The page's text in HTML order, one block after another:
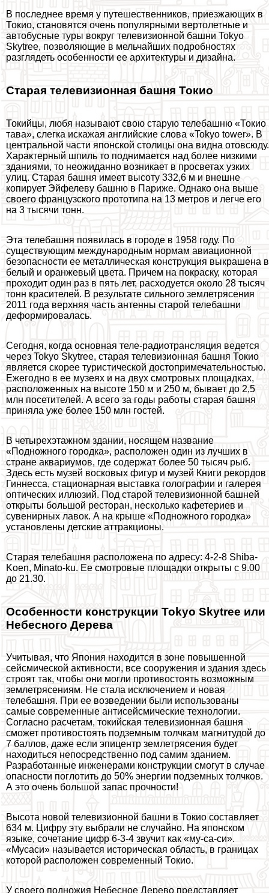
В последнее время у путешественников, приезжающих в
Токио, становятся очень популярными вертолетные и
автобусные туры вокруг телевизионной башни Tokyo
Skytree, позволяющие в мельчайших подробностях
разглядеть особенности ее архитектуры и дизайна.
Старая телевизионная башня Токио
Токийцы, любя называют свою старую телeбашню «Токио
тава», слегка искажая английские слова «Tokyo tower». В
центральной части японской столицы она видна отовсюду.
Хаpaктерный шпиль то поднимается над более низкими
зданиями, то неожиданно возникает в просветах узких
улиц. Старая башня имеет высоту 332,6 м и внешне
копирует Эйфелеву башню в Париже. Однако она выше
своего французского прототипа на 13 метров и легче его
на 3 тысячи тонн.
Эта телeбашня появилась в городе в 1958 году. По
существующим международным нормам авиационной
безопасности ее металлическая конструкция выкрашена в
белый и оранжевый цвета. Причем на покраску, которая
проходит один раз в пять лет, расходуется около 28 тысяч
тонн красителей. В результате сильного землетрясения
2011 года верхняя часть антенны старой телeбашни
деформировалась.
Сегодня, когда основная теле-радиотрaнcляция ведется
через Tokyo Skytree, старая телевизионная башня Токио
является скорее туристической достопримечательностью.
Ежегодно в ее музеях и на двух смотровых площадках,
расположенных на высоте 150 м и 250 м, бывает до 2,5
млн посетителей. А всего за годы работы старая башня
приняла уже более 150 млн гостей.
В четырехэтажном здании, носящем название
«Подножного городка», расположен один из лучших в
стране аквариумов, где содержат более 50 тысяч рыб.
Здесь есть музей восковых фигур и музей Книги рекордов
Гиннесса, стационарная выставка голографии и галерея
оптических иллюзий. Под старой телевизионной башней
открыты большой ресторан, несколько кафетериев и
сувенирных лавок. А на крыше «Подножного городка»
установлены детские аттpaкционы.
Старая телeбашня расположена по адресу: 4-2-8 Shiba-
Koen, Minato-ku. Ее смотровые площадки открыты с 9.00
до 21.30.
Особенности конструкции Tokyo Skytree или
Небесного Дерева
Учитывая, что Япония находится в зоне повышенной
сейсмической активности, все сооружения и здания здесь
строят так, чтобы они могли противостоять возможным
землетрясениям. Не стала исключением и новая
телeбашня. При ее возведении были использованы
самые современные антисейсмические технологии.
Согласно расчетам, токийская телевизионная башня
сможет противостоять подземным толчкам магнитудой до
7 баллов, даже если эпицентр землетрясения будет
находиться непосредственно под самим зданием.
Разработанные инженерами конструкции смогут в случае
опасности поглотить до 50% энергии подземных толчков.
А это очень большой запас прочности!
Высота новой телевизионной башни в Токио составляет
634 м. Цифру эту выбрали не случайно. На японском
языке, сочетание цифр 6-3-4 звучит как «му-са-си».
«Мусаси» называется историческая область, в границах
которой расположен современный Токио.
У своего подножия Небесное Дерево представляет